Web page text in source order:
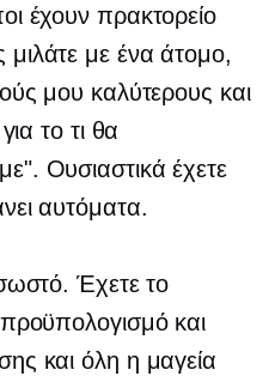
έχουν πρακτορείο
με ένα άτομο,
μου καλύτερους και
το τι θα
Ουσιαστικά έχετε
αυτόματα.
Έχετε το
και
και όλη η μαγεία